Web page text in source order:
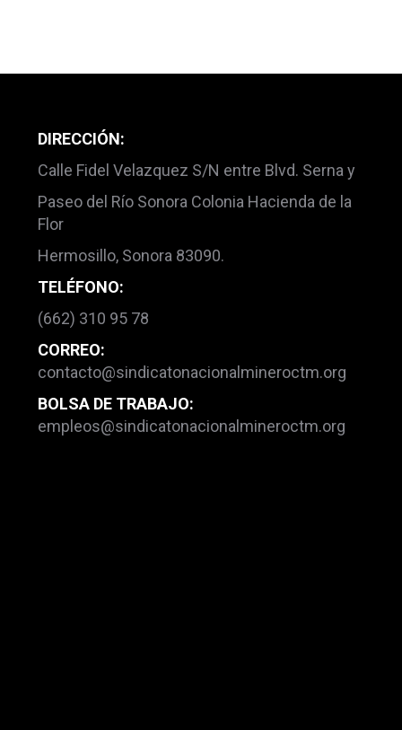
DIRECCIÓN:
Calle Fidel Velazquez S/N entre Blvd. Serna y
Paseo del Río Sonora Colonia Hacienda de la
Flor
Hermosillo, Sonora 83090.
TELÉFONO:
(662) 310 95 78
CORREO:
contacto@sindicatonacionalmineroctm.org
BOLSA DE TRABAJO:
empleos@sindicatonacionalmineroctm.org